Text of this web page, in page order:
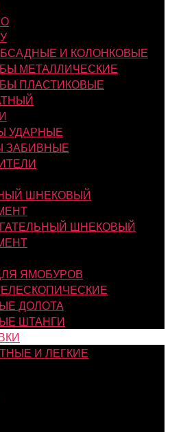
И КОЛОНКОВЫЕ
МЕТАЛЛИЧЕСКИЕ
ПЛАСТИКОВЫЕ
УДАРНЫЕ
ЗАБИВНЫЕ
ШНЕКОВЫЙ
ШНЕКОВЫЙ
ЯМОБУРОВ
ДОЛОТА
ШТАНГИ
И ЛЕГКИЕ